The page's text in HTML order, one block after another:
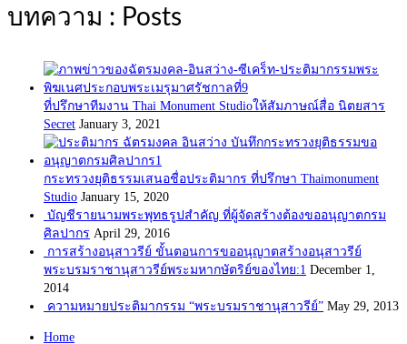
บทความ : Posts
ที่ปรึกษาทีมงาน Thai Monument Studioให้สัมภาษณ์สื่อ นิตยสาร
Secret January 3, 2021
กระทรวงยุติธรรมเสนอชื่อประติมากร ที่ปรึกษา Thaimonument
Studio January 15, 2020
บัญชีรายนามพระพุทธรูปสำคัญ ที่ผู้จัดสร้างต้องขออนุญาตกรม
ศิลปากร April 29, 2016
การสร้างอนุสาวรีย์ ขั้นตอนการขออนุญาตสร้างอนุสาวรีย์
พระบรมราชานุสาวรีย์พระมหากษัตริย์ของไทย:1 December 1,
2014
ความหมายประติมากรรม “พระบรมราชานุสาวรีย์” May 29, 2013
Home